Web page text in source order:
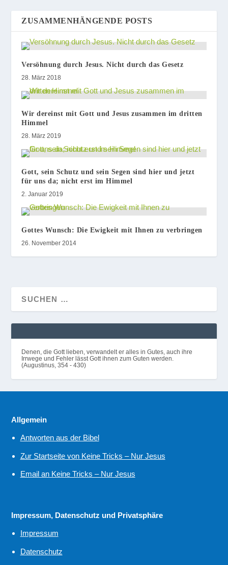
ZUSAMMENHÄNGENDE POSTS
Versöhnung durch Jesus. Nicht durch das Gesetz
28. März 2018
Wir dereinst mit Gott und Jesus zusammen im dritten
Himmel
28. März 2019
Gott, sein Schutz und sein Segen sind hier und jetzt
für uns da; nicht erst im Himmel
2. Januar 2019
Gottes Wunsch: Die Ewigkeit mit Ihnen zu verbringen
26. November 2014
Denen, die Gott lieben, verwandelt er alles in Gutes, auch ihre
Irrwege und Fehler lässt Gott ihnen zum Guten werden.
(Augustinus, 354 - 430)
Allgemein
Antworten aus der Bibel
Zur Startseite von Keine Tricks – Nur Jesus
Email an Keine Tricks – Nur Jesus
Impressum, Datenschutz und Privatsphäre
Impressum
Datenschutz